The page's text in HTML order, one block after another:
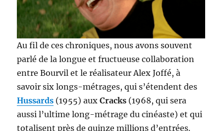
Au fil de ces chroniques, nous avons souvent
parlé de la longue et fructueuse collaboration
entre Bourvil et le réalisateur Alex Joffé, à
savoir six longs-métrages, qui s’étendent des
Hussards (1955) auxCracks (1968, qui sera
aussi l’ultime long-métrage du cinéaste) et qui
totalisent près de quinze millions d’entrées.